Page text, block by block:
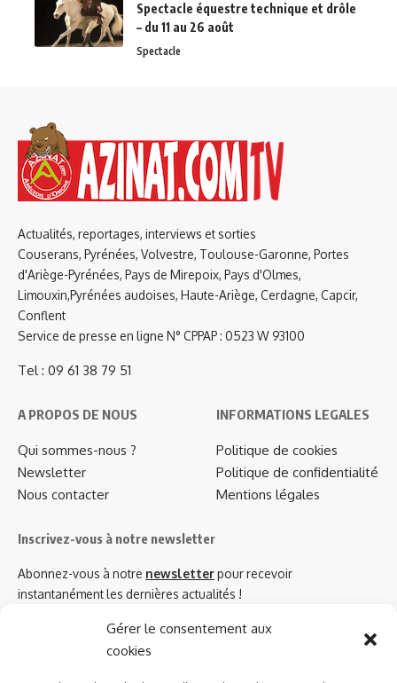
Gérer le consentement aux
cookies
Spectacle équestre technique et drôle
– du 11 au 26 août
Spectacle
Actualités, reportages, interviews et sorties
Couserans, Pyrénées, Volvestre, Toulouse-Garonne, Portes
d'Ariège-Pyrénées, Pays de Mirepoix, Pays d'Olmes,
Limouxin,Pyrénées audoises, Haute-Ariège, Cerdagne, Capcir,
Conflent
Service de presse en ligne N° CPPAP : 0523 W 93100
Tel : 09 61 38 79 51
A PROPOS DE NOUS
Qui sommes-nous ?
Newsletter
Nous contacter
INFORMATIONS LEGALES
Politique de cookies
Politique de confidentialité
Mentions légales
Inscrivez-vous à notre newsletter
Abonnez-vous à notre newsletterpour recevoir
instantanément les dernières actualités !
Azinat.com TV soutient